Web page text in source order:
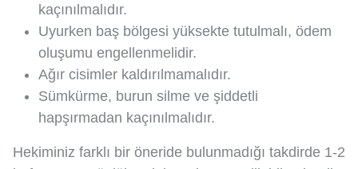
kaçınılmalıdır.
Uyurken baş bölgesi yüksekte tutulmalı, ödem
oluşumu engellenmelidir.
Ağır cisimler kaldırılmamalıdır.
Sümkürme, burun silme ve şiddetli
hapşırmadan kaçınılmalıdır.
Hekiminiz farklı bir öneride bulunmadığı takdirde 1-2